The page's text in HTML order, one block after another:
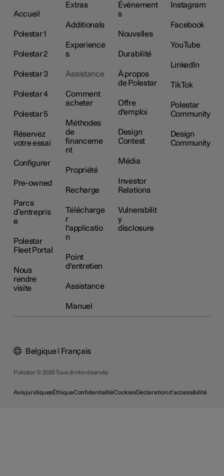
Accueil
Polestar 1
Polestar 2
Polestar 3
Polestar 4
Polestar 5
Réservez
votre essai
Configurer
Pre-owned
Parcs
d’entrepris
e
Polestar
Fleet Portal
Nous
rendre
visite
Extras
Additionals
Experience
s
Assistance
Comment
acheter
Méthodes
de
financeme
nt
Propriété
Recharge
Télécharge
r
l'applicatio
n
Point
d'entretien
Assistance
Manuel
Événement
s
Nouvelles
Durabilité
À propos
de Polestar
Offre
d'emploi
Design
Contest
Média
Investor
Relations
Vulnerabilit
y
disclosure
Instagram
Facebook
YouTube
LinkedIn
TikTok
Polestar
Community
Design
Community
Polestar © 2026 Tous droits réservés
Avis juridiquesÉthiqueConfidentialitéCookiesDéclaration d'accessibilité
Belgique | Français